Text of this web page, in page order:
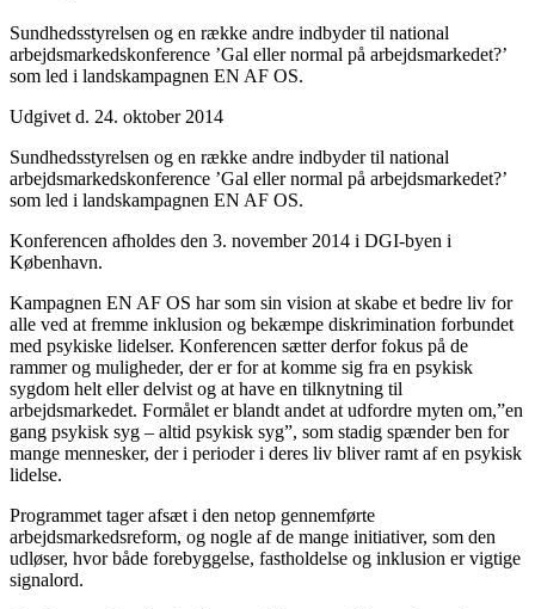
Sundhedsstyrelsen og en række andre indbyder til national
arbejdsmarkedskonference ’Gal eller normal på arbejdsmarkedet?’
som led i landskampagnen EN AF OS.
Udgivet d. 24. oktober 2014
Sundhedsstyrelsen og en række andre indbyder til national
arbejdsmarkedskonference ’Gal eller normal på arbejdsmarkedet?’
som led i landskampagnen EN AF OS.
Konferencen afholdes den 3. november 2014 i DGI-byen i
København.
Kampagnen EN AF OS har som sin vision at skabe et bedre liv for
alle ved at fremme inklusion og bekæmpe diskrimination forbundet
med psykiske lidelser. Konferencen sætter derfor fokus på de
rammer og muligheder, der er for at komme sig fra en psykisk
sygdom helt eller delvist og at have en tilknytning til
arbejdsmarkedet. Formålet er blandt andet at udfordre myten om,”en
gang psykisk syg – altid psykisk syg”, som stadig spænder ben for
mange mennesker, der i perioder i deres liv bliver ramt af en psykisk
lidelse.
Programmet tager afsæt i den netop gennemførte
arbejdsmarkedsreform, og nogle af de mange initiativer, som den
udløser, hvor både forebyggelse, fastholdelse og inklusion er vigtige
signalord.